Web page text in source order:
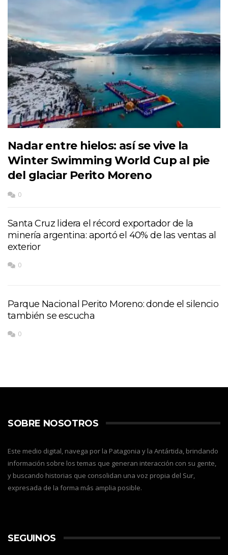
Nadar entre hielos: así se vive la
Winter Swimming World Cup al pie
del glaciar Perito Moreno
0
Santa Cruz lidera el récord exportador de la
minería argentina: aportó el 40% de las ventas al
exterior
0
Parque Nacional Perito Moreno: donde el silencio
también se escucha
0
SOBRE NOSOTROS
Este medio digital, navega por la Patagonia y la Antártida, brindando
información sobre los temas que generan interacción con su gente,
y buscando historias que consolidan una voz propia del Sur,
expresada de la forma más amplia posible.
SEGUINOS